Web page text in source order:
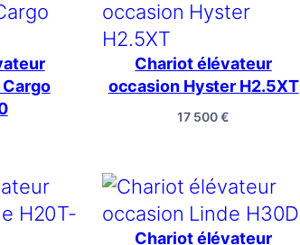
Chariot élévateur
occasion Hyster H2.5XT
17 500€
Chariot élévateur